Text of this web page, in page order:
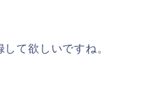
して欲しいですね。